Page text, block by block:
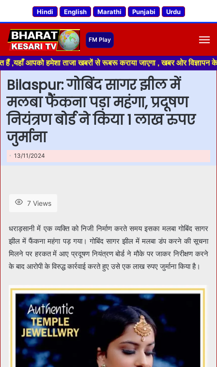
Hindi English Marathi Punjabi Urdu
हमेशा ताजा खबरों से रूबरू कराया जाएगा , खबर ओर विज्ञापन के लिए
Bilaspur: गोबिंद सागर झील में
मलबा फैंकना पड़ा महंगा, प्रदूषण
नियंत्रण बोर्ड ने किया 1 लाख रुपए
जुर्माना
13/11/2024
7 Views
धराड़सानी में एक व्यक्ति को निजी निर्माण करते समय इसका मलबा गोबिंद सागर
झील में फैंकना महंगा पड़ गया। गोबिंद सागर झील में मलबा डंप करने की सूचना
मिलने पर हरकत में आए प्रदूषण नियंत्रण बोर्ड ने मौके पर जाकर निरीक्षण करने
के बाद आरोपी के विरुद्ध कार्रवाई करते हुए उसे एक लाख रुपए जुर्माना किया है।